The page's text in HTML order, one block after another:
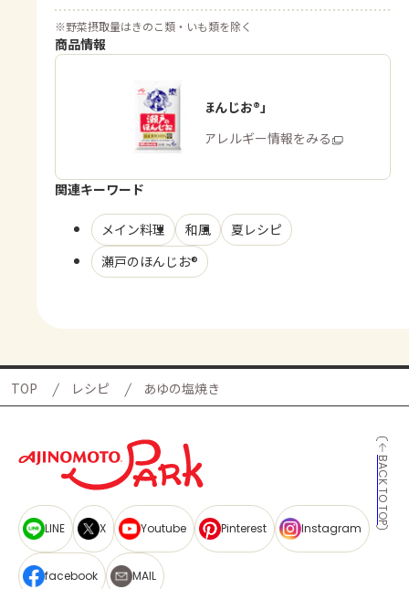
※野菜摂取量はきのこ類・いも類を除く
商品情報
「瀬戸のほんじお®」
商品・アレルギー情報をみる
関連キーワード
メイン料理 和風
夏レシピ
瀬戸のほんじお®
TOP レシピ あゆの塩焼き
BACK TO TOP
LINE X Youtube Pinterest Instagram
facebook MAIL